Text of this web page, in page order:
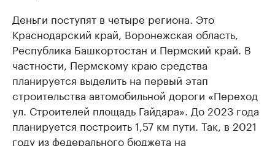
Деньги поступят в четыре региона. Это
Краснодарский край, Воронежская область,
Республика Башкортостан и Пермский край. В
частности, Пермскому краю средства
планируется выделить на первый этап
строительства автомобильной дороги «Переход
ул. Строителей площадь Гайдара». До 2023 года
планируется построить 1,57 км пути. Так, в 2021
году из федерального бюджета на